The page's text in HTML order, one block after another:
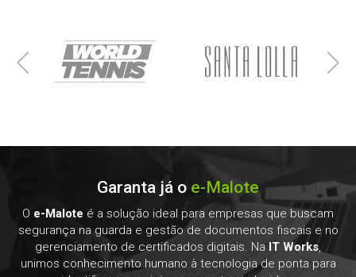
Previous Next
Garanta já o e-Malote
O e-Malote é a solução ideal para empresas que buscam
segurança na guarda e gestão de documentos fiscais e no
gerenciamento de certificados digitais. Na IT Works
unimos conhecimento humano à tecnologia de ponta para